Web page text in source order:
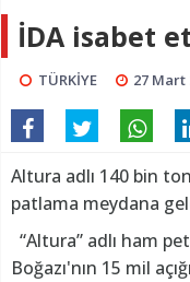
İDA isabet
TÜRKİYE 27 Mart
Altura adlı 140 bin
patlama meydana
“Altura” adlı ham
Boğazı'nın 15 mil